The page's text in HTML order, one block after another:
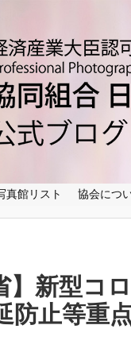
真館リスト 協会につ
】新型コ
防止等重
ホ
ブ
写
会